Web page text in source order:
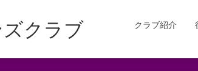
クラブ クラブ紹介